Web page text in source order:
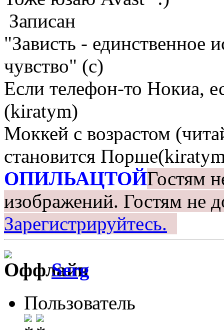
Записан
"Зависть - единственное
чувство" (с)
Если телефон-то Нокиа,
(kiratym)
Моккей с возрастом
становится
ОПИЛЬАЦТОЙГостям
изображений. Гостям не
Зарегистрируйтесь.
Serg
Пользователь